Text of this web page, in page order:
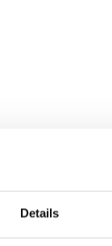
Details